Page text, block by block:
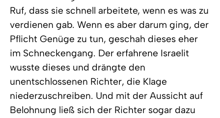
Ruf, dass sie schnell arbeitete, wenn es was zu
verdienen gab. Wenn es aber darum ging, der
Pflicht Genüge zu tun, geschah dieses eher
im Schneckengang. Der erfahrene Israelit
wusste dieses und drängte den
unentschlossenen Richter, die Klage
niederzuschreiben. Und mit der Aussicht auf
Belohnung ließ sich der Richter sogar dazu